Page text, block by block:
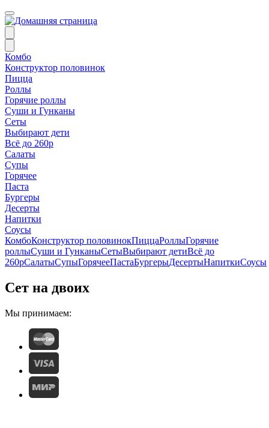
Комбо
Конструктор половинок
Пицца
Роллы
Горячие роллы
Суши и Гунканы
Сеты
Выбирают дети
Всё до 260р
Салаты
Супы
Горячее
Паста
Бургеры
Десерты
Напитки
Соусы
КомбоКонструктор половинокПиццаРоллыГорячие
роллыСуши и ГунканыСетыВыбирают детиВсё до
260рСалатыСупыГорячееПастаБургерыДесертыНапиткиСоусы
Сет на двоих
Мы принимаем: